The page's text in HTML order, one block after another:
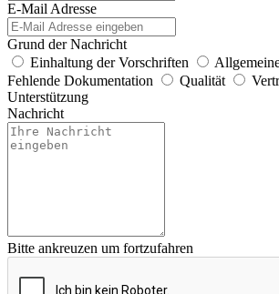
E-Mail Adresse
Grund der Nachricht
Einhaltung der Vorschriften
Fehlende Dokumentation
Qualität
Unterstützung
Nachricht
Bitte ankreuzen um fortzufahren